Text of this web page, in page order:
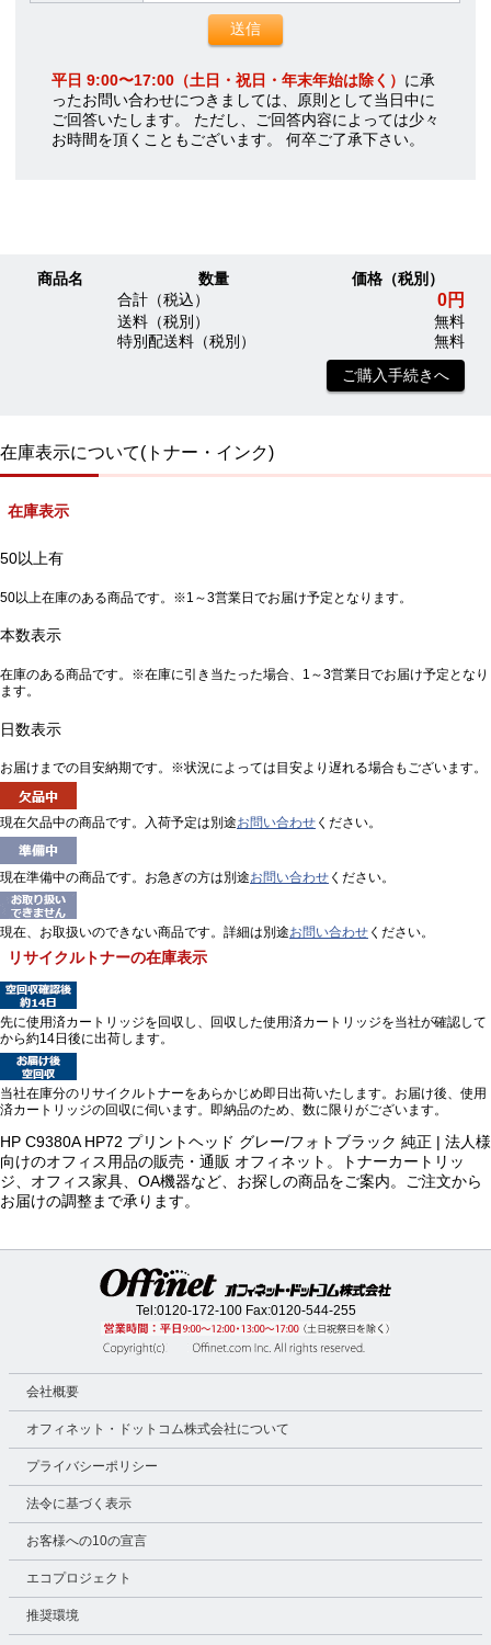
平日 9:00〜17:00（土日・祝日・年末年始は除く） に承
ったお問い合わせにつきましては、原則として当日中に
ご回答いたします。 ただし、ご回答内容によっては少々
お時間を頂くこともございます。 何卒ご了承下さい。
商品名 数量
価格（税別）
合計（税込）
0円
送料（税別）
無料
特別配送料（税別）
無料
ご購入手続きへ
在庫表示について(トナー・インク)
在庫表示
50以上有
50以上在庫のある商品です。※1～3営業日でお届け予定となります。
本数表示
在庫のある商品です。※在庫に引き当たった場合、1～3営業日でお届け予定となり
ます。
日数表示
お届けまでの目安納期です。※状況によっては目安より遅れる場合もございます。
現在欠品中の商品です。入荷予定は別途お問い合わせ ください。
現在準備中の商品です。お急ぎの方は別途お問い合わせ ください。
現在、お取扱いのできない商品です。詳細は別途お問い合わせ ください。
リサイクルトナーの在庫表示
先に使用済カートリッジを回収し、回収した使用済カートリッジを当社が確認して
から約14日後に出荷します。
当社在庫分のリサイクルトナーをあらかじめ即日出荷いたします。お届け後、使用
済カートリッジの回収に伺います。即納品のため、数に限りがございます。
HP C9380A HP72 プリントヘッド グレー/フォトブラック 純正 | 法人様
向けのオフィス用品の販売・通販 オフィネット。トナーカートリッ
ジ、オフィス家具、OA機器など、お探しの商品をご案内。ご注文から
お届けの調整まで承ります。
Tel:0120-172-100Fax:0120-544-255
会社概要
オフィネット・ドットコム株式会社について
プライバシーポリシー
法令に基づく表示
お客様への10の宣言
エコプロジェクト
推奨環境